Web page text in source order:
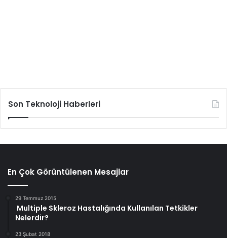
Son Teknoloji Haberleri
En Çok Görüntülenen Mesajlar
29 Temmuz 2015
Multiple Skleroz Hastalığında Kullanılan Tetkikler
Nelerdir?
23 Şubat 2018